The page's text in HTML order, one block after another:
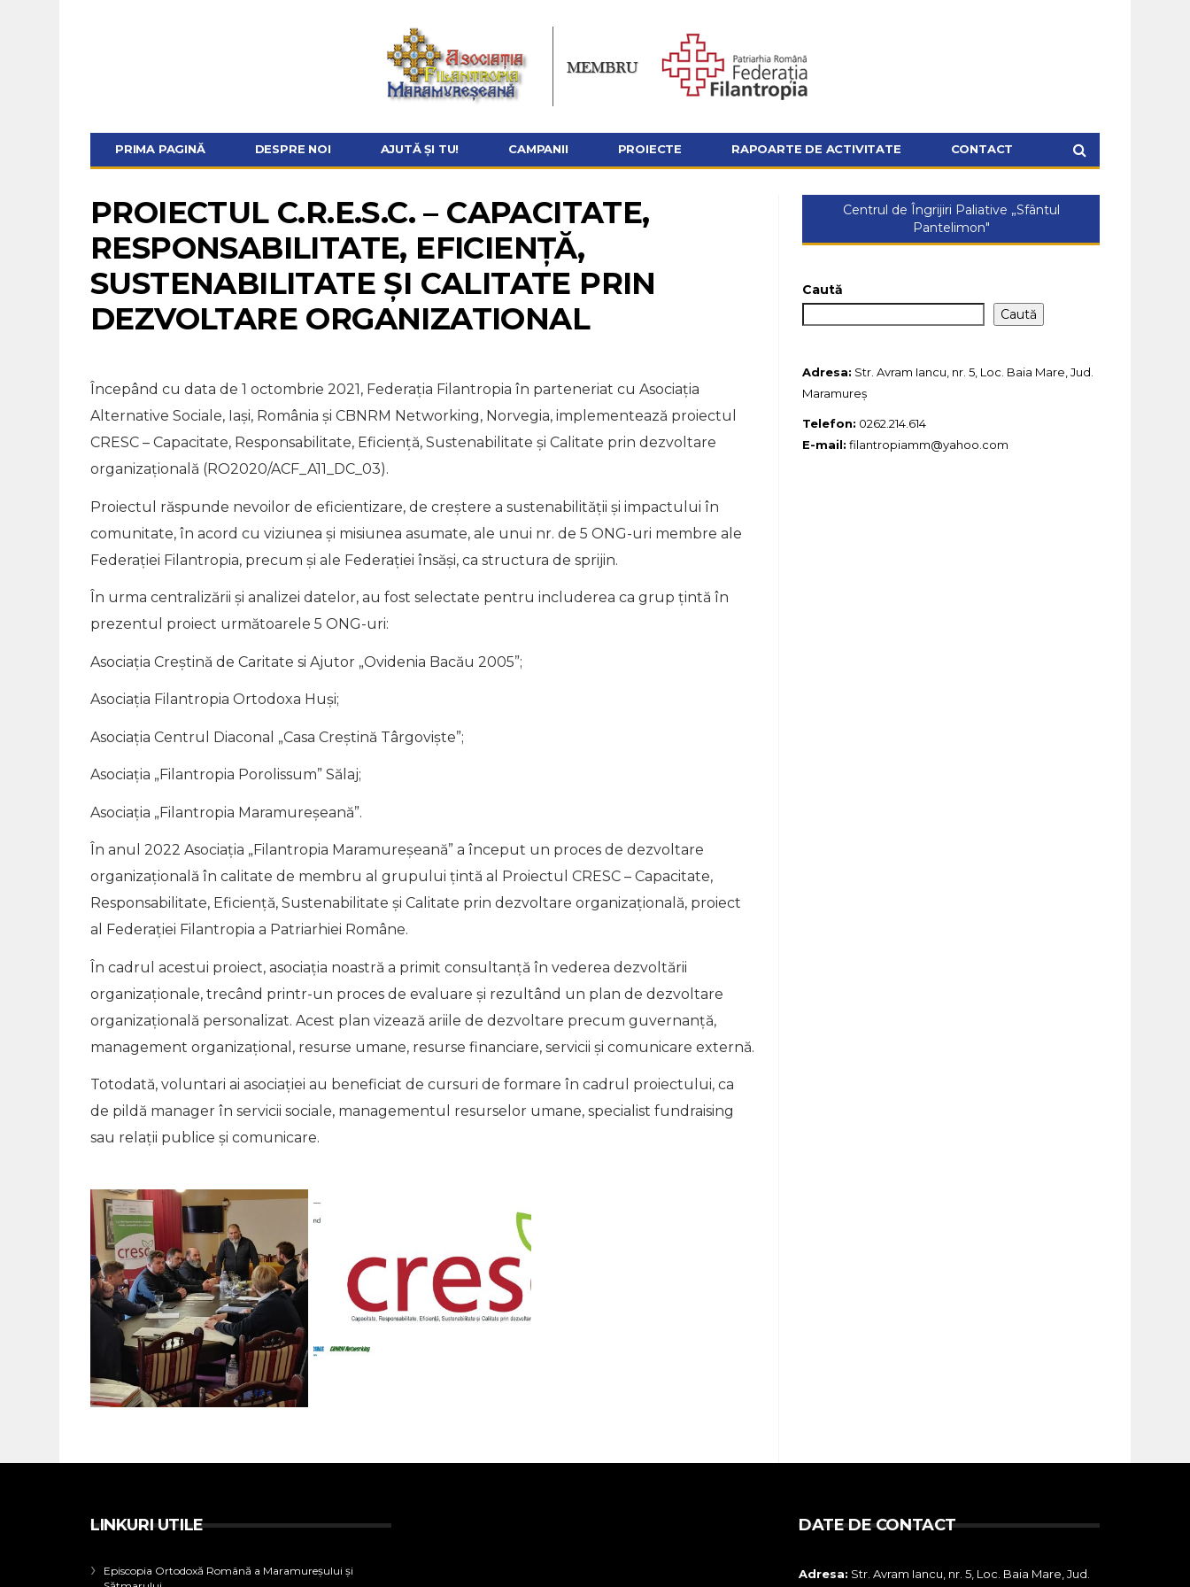
PRIMA PAGINĂ DESPRE NOI AJUTĂ ȘI TU! CAMPANII PROIECTE RAPOARTE DE ACTIVITATE CONTACT
PROIECTUL C.R.E.S.C. – CAPACITATE,
RESPONSABILITATE, EFICIENȚĂ,
SUSTENABILITATE ȘI CALITATE PRIN
DEZVOLTARE ORGANIZATIONAL
Începând cu data de 1 octombrie 2021, Federația Filantropia în parteneriat cu Asociația
Alternative Sociale, Iași, România și CBNRM Networking, Norvegia, implementează proiectul
CRESC – Capacitate, Responsabilitate, Eficiență, Sustenabilitate și Calitate prin dezvoltare
organizațională (RO2020/ACF_A11_DC_03).
Proiectul răspunde nevoilor de eficientizare, de creștere a sustenabilității și impactului în
comunitate, în acord cu viziunea și misiunea asumate, ale unui nr. de 5 ONG-uri membre ale
Federației Filantropia, precum și ale Federației însăși, ca structura de sprijin.
În urma centralizării și analizei datelor, au fost selectate pentru includerea ca grup țintă în
prezentul proiect următoarele 5 ONG-uri:
Asociația Creștină de Caritate si Ajutor „Ovidenia Bacău 2005”;
Asociația Filantropia Ortodoxa Huși;
Asociația Centrul Diaconal „Casa Creștină Târgoviște”;
Asociația „Filantropia Porolissum” Sălaj;
Asociația „Filantropia Maramureșeană”.
În anul 2022 Asociația „Filantropia Maramureșeană” a început un proces de dezvoltare
organizațională în calitate de membru al grupului țintă al Proiectul CRESC – Capacitate,
Responsabilitate, Eficiență, Sustenabilitate și Calitate prin dezvoltare organizațională, proiect
al Federației Filantropia a Patriarhiei Române.
În cadrul acestui proiect, asociația noastră a primit consultanță în vederea dezvoltării
organizaționale, trecând printr-un proces de evaluare și rezultând un plan de dezvoltare
organizațională personalizat. Acest plan vizează ariile de dezvoltare precum guvernanță,
management organizațional, resurse umane, resurse financiare, servicii și comunicare externă.
Totodată, voluntari ai asociației au beneficiat de cursuri de formare în cadrul proiectului, ca
de pildă manager în servicii sociale, managementul resurselor umane, specialist fundraising
sau relații publice și comunicare.
Centrul de Îngrijiri Paliative „Sfântul
Pantelimon"
Caută
Caută
Adresa: Str. Avram Iancu, nr. 5, Loc. Baia Mare, Jud.
Maramureș
Telefon: 0262.214.614
E-mail: filantropiamm@yahoo.com
LINKURI UTILE
Episcopia Ortodoxă Română a Maramureșului și
DATE DE CONTACT
Adresa: Str. Avram Iancu, nr. 5, Loc. Baia Mare, Jud.